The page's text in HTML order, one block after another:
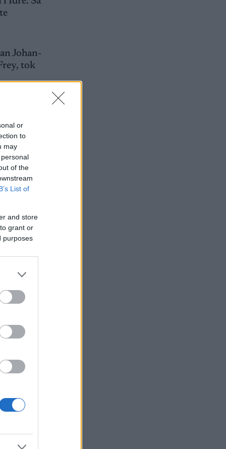
or
to
may
of the
List of
and store
grant or
purposes
Johan-
tok